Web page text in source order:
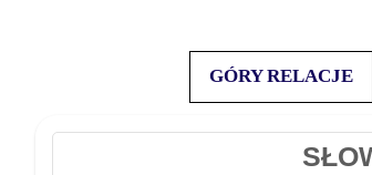
GÓRY RELACJE